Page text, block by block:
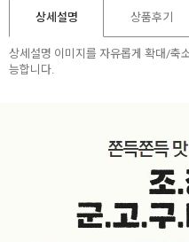
상세설명 상품후기
상세설명 이미지를 자유롭게 확대/축
능합니다.